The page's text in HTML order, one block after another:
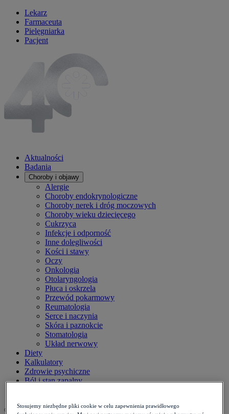
Lekarz
Farmaceuta
Pielęgniarka
Pacjent
Aktualności
Badania
Choroby i objawy
Alergie
Choroby endokrynologiczne
Choroby nerek i dróg moczowych
Choroby wieku dziecięcego
Cukrzyca
Infekcje i odporność
Inne dolegliwości
Kości i stawy
Oczy
Onkologia
Otolaryngologia
Płuca i oskrzela
Przewód pokarmowy
Reumatologia
Serce i naczynia
Skóra i paznokcie
Stomatologia
Układ nerwowy
Diety
Kalkulatory
Zdrowie psychiczne
Ból i stan zapalny
Stosujemy niezbędne pliki cookie w celu zapewnienia prawidłowego